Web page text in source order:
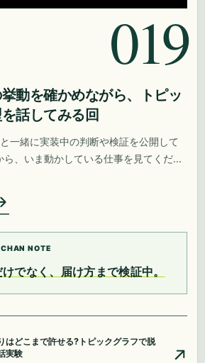
019
動を確かめながら、トピッ
話してみる回
一緒に実装中の判断や検証を公開して
、いま動かしている仕事を見てくださ
NOTE
でなく、届け方まで検証中。
はどこまで許せる?トピックグラフで脱
実験